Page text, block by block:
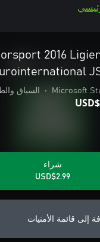
2016 Ligier
Microsoft
• السباق
شراء
USD$2.99
إلى قائمة الأمنيات